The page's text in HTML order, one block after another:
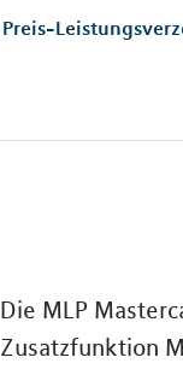
Preis-
Die MLP
Zusatzfunktion